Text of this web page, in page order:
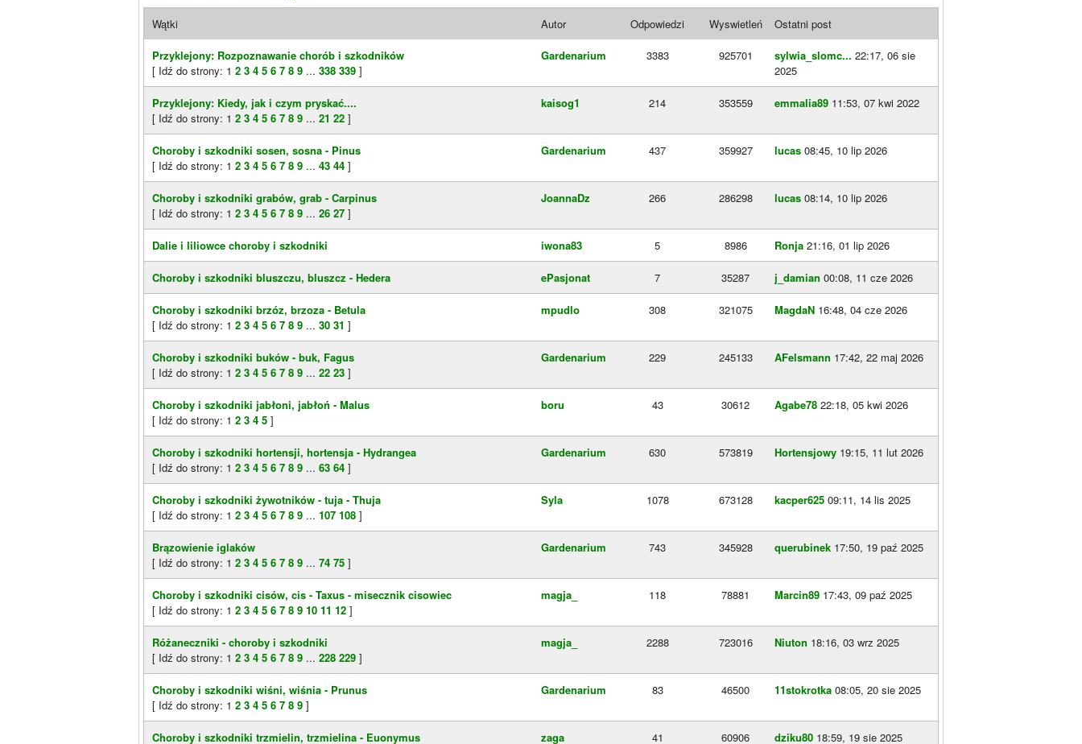
Wątki Autor Odpowiedzi Wyswietleń Ostatni post
Przyklejony: Rozpoznawanie chorób i szkodników
[ Idź do strony: 1 2 3 4 5 6 7 8 9 ... 338 339 ]
Gardenarium 3383 925701 sylwia_slomc... 22:17, 06 sie
2025
Przyklejony: Kiedy, jak i czym pryskać....
[ Idź do strony: 1 2 3 4 5 6 7 8 9 ... 21 22 ]
kaisog1 214 353559 emmalia8911:53, 07 kwi 2022
Choroby i szkodniki sosen, sosna - Pinus
[ Idź do strony: 1 2 3 4 5 6 7 8 9 ... 43 44 ]
Gardenarium 437 359927 lucas08:45, 10 lip 2026
Choroby i szkodniki grabów, grab - Carpinus
[ Idź do strony: 1 2 3 4 5 6 7 8 9 ... 26 27 ]
JoannaDz 266 286298 lucas08:14, 10 lip 2026
Dalie i liliowce choroby i szkodniki iwona83 5 8986 Ronja21:16, 01 lip 2026
Choroby i szkodniki bluszczu, bluszcz - Hedera ePasjonat 7 35287 j_damian 00:08, 11 cze 2026
Choroby i szkodniki brzóz, brzoza - Betula
[ Idź do strony: 1 2 3 4 5 6 7 8 9 ... 30 31 ]
mpudlo 308 321075 MagdaN16:48, 04 cze 2026
Choroby i szkodniki buków - buk, Fagus
[ Idź do strony: 1 2 3 4 5 6 7 8 9 ... 22 23 ]
Gardenarium 229 245133 AFelsmann 17:42, 22 maj 2026
Choroby i szkodniki jabłoni, jabłoń - Malus
[ Idź do strony: 1 2 3 4 5 ]
boru 43 30612 Agabe7822:18, 05 kwi 2026
Choroby i szkodniki hortensji, hortensja - Hydrangea
[ Idź do strony: 1 2 3 4 5 6 7 8 9 ... 63 64 ]
Gardenarium 630 573819 Hortensjowy19:15, 11 lut 2026
Choroby i szkodniki żywotników - tuja - Thuja
[ Idź do strony: 1 2 3 4 5 6 7 8 9 ... 107 108 ]
Syla 1078 673128 kacper62509:11, 14 lis 2025
Brązowienie iglaków
[ Idź do strony: 1 2 3 4 5 6 7 8 9 ... 74 75 ]
Gardenarium 743 345928 querubinek17:50, 19 paź 2025
Choroby i szkodniki cisów, cis - Taxus - misecznik cisowiec
[ Idź do strony: 1 2 3 4 5 6 7 8 9 10 11 12 ]
magja_ 118 78881 Marcin8917:43, 09 paź 2025
Różaneczniki - choroby i szkodniki
[ Idź do strony: 1 2 3 4 5 6 7 8 9 ... 228 229 ]
magja_ 2288 723016 Niuton 18:16, 03 wrz 2025
Choroby i szkodniki wiśni, wiśnia - Prunus
[ Idź do strony: 1 2 3 4 5 6 7 8 9 ]
Gardenarium 83 46500 11stokrotka08:05, 20 sie 2025
Choroby i szkodniki trzmielin, trzmielina - Euonymus zaga 41 60906 dziku8018:59, 19 sie 2025